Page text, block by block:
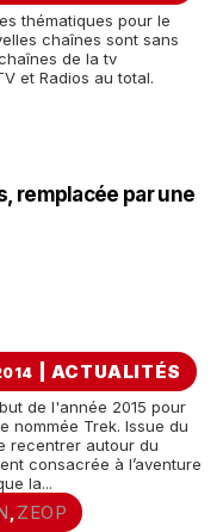
thématiques pour le
chaînes sont sans
de la tv
et Radios au total.
remplacée par une
ACTUALITÉS
de l'année 2015 pour
nommée Trek. Issue du
recentrer autour du
consacrée à l’aventure
la...
ZEOP